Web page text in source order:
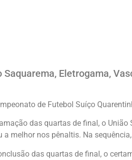
Saquarema, Eletrogama,
de Futebol Suíço
das quartas de final, o
a melhor nos pênaltis. Na
das quartas de final, o